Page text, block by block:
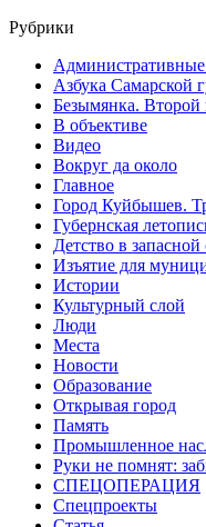
Рубрики
Азбука Самарской
Безымянка. Второй
В объективе
Видео
Вокруг да около
Главное
Город Куйбышев.
Губернская
Детство в запасной
Изъятие для
Истории
Культурный слой
Люди
Места
Новости
Образование
Открывая город
Память
Промышленное
Руки не помнят:
СПЕЦОПЕРАЦИЯ
Спецпроекты